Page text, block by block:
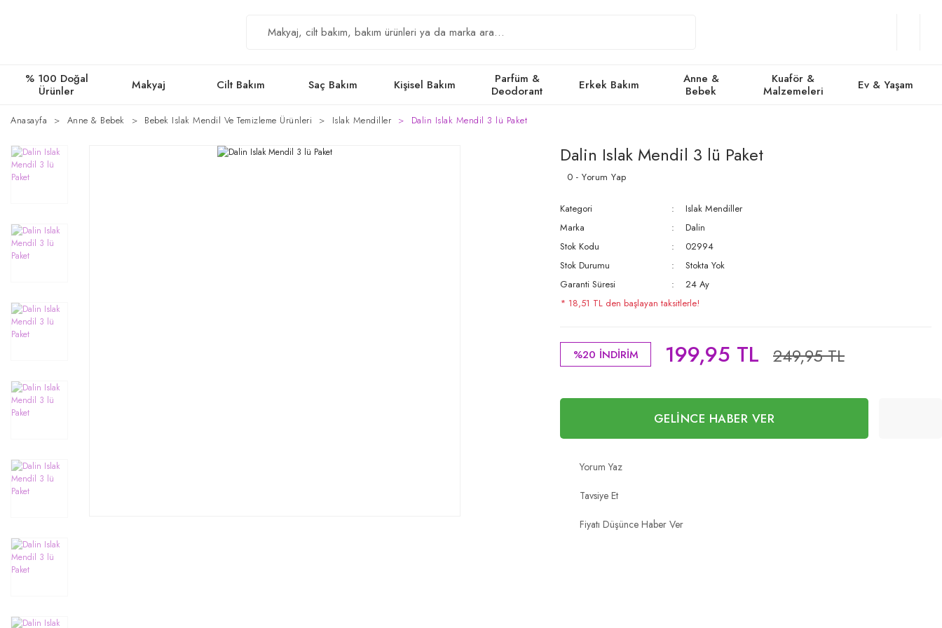
% 100 Doğal
Ürünler
Makyaj Cilt Bakım Saç Bakım Kişisel Bakım
Parfüm &
Deodorant
Erkek Bakım
Anne &
Bebek
Kuaför &
Malzemeleri
Ev & Yaşam
Anasayfa Anne & Bebek Bebek Islak Mendil Ve Temizleme Ürünleri Islak Mendiller Dalin Islak Mendil 3 lü Paket
Dalin Islak Mendil 3 lü Paket
0 - Yorum Yap
Kategori
Islak Mendiller
Marka
Dalin
Stok Kodu
02994
Stok Durumu
Stokta Yok
Garanti Süresi
24 Ay
* 18,51 TL den başlayan taksitlerle!
%20 İNDİRİM 199,95 TL 249,95 TL
GELİNCE HABER VER
Yorum Yaz
Tavsiye Et
Fiyatı Düşünce Haber Ver